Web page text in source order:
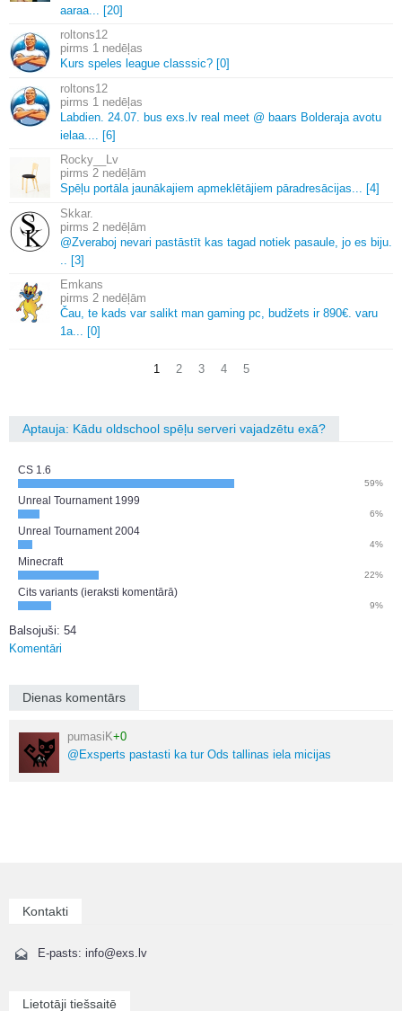
aaraa.
[20]
roltons12
1 nedēļas
Kurs speles league classsic? [0]
roltons12
1 nedēļas
Labdien. 24. 07. bus exs. lv real meet @ baars Bolderaja avotu
ielaa.
[6]
Rocky__Lv
2 nedēļām
Spēļu portāla jaunākajiem apmeklētājiem pāradresācijas.
[4]
Skkar.
2 nedēļām
@Zveraboj nevari pastāstīt kas tagad notiek pasaule, jo es biju.
[3]
Emkans
2 nedēļām
Čau, te kads var salikt man gaming pc, budžets ir 890€. varu
1a.
[0]
1 2 3 4 5
Aptauja: Kādu oldschool spēļu serveri vajadzētu exā?
CS 1.6
59%
Unreal Tournament 1999
6%
Unreal Tournament 2004
4%
Minecraft
22%
Cits variants (ieraksti komentārā)
9%
Balsojuši: 54
Komentāri
Dienas komentārs
pumasiK+0
@Exsperts pastasti ka tur Ods tallinas iela micijas
Kontakti
E-pasts: info@exs.lv
Lietotāji tiešsaitē